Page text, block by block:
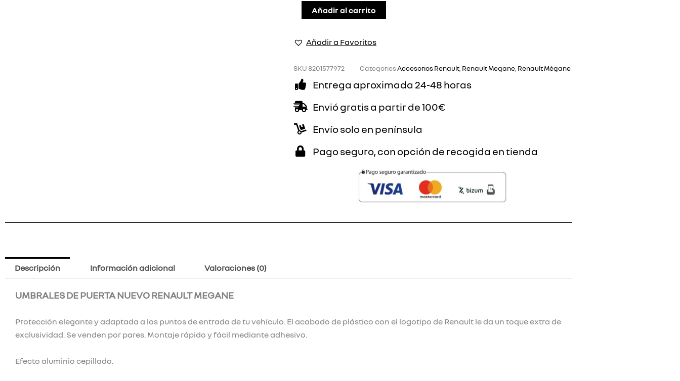
PUERTA
NUEVO
MEGANE
Añadir al carrito
Añadir a Favoritos
SKU8201577972 CategoriesAccesorios Renault, Renault Megane, Renault Mégane
Entrega aproximada 24-48 horas
Envió gratis a partir de 100€
Envío solo en península
Pago seguro, con opción de recogida en tienda
Descripción Información adicional Valoraciones (0)
UMBRALES DE PUERTA NUEVO RENAULT MEGANE
Protección elegante y adaptada a los puntos de entrada de tu vehículo. El acabado de plástico con el logotipo de Renault le da un toque extra de
exclusividad. Se venden por pares. Montaje rápido y fácil mediante adhesivo.
Efecto aluminio cepillado.